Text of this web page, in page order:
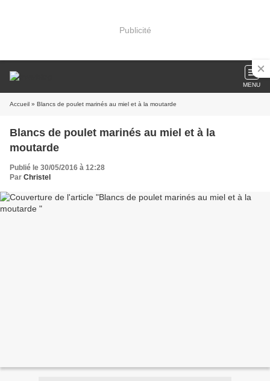
Publicité
MENU
Accueil » Blancs de poulet marinés au miel et à la moutarde
Blancs de poulet marinés au miel et à la
moutarde
Publié le 30/05/2016 à 12:28
Par Christel